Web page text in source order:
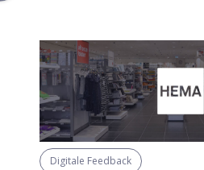
Digitale Feedback